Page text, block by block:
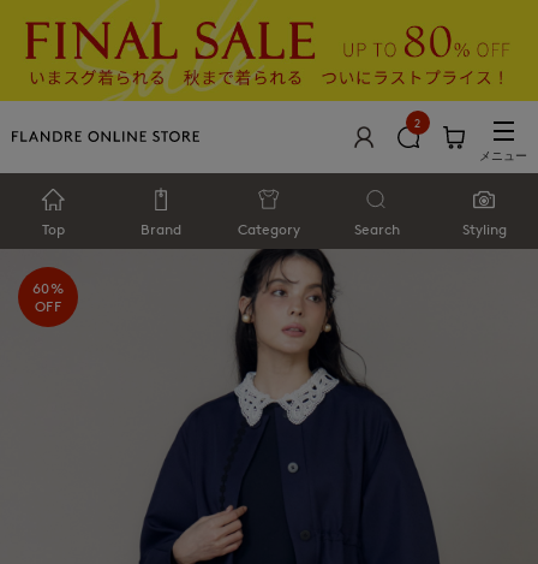
2
メニュー
Top Brand Category Search Styling
60%
OFF